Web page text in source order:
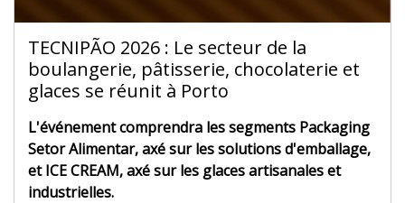
TECNIPÃO 2026 : Le secteur de la
boulangerie, pâtisserie, chocolaterie et
glaces se réunit à Porto
L'événement comprendra les segments Packaging
Setor Alimentar, axé sur les solutions d'emballage,
et ICE CREAM, axé sur les glaces artisanales et
industrielles.